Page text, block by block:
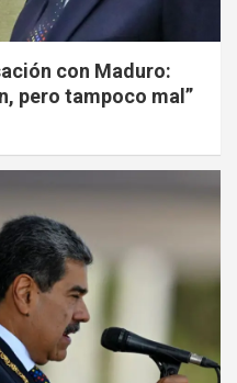
con Maduro:
pero tampoco mal”